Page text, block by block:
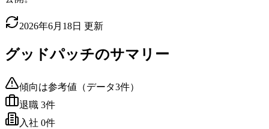
2026年6月18日 更新
グッドパッチのサマリー
傾向は参考値（データ3件）
退職 3件
入社 0件